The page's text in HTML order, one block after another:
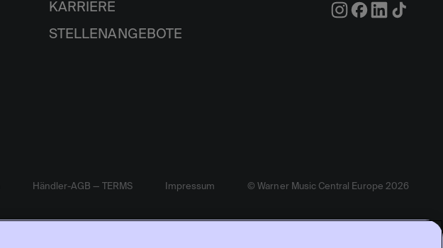
KARRIERE
STELLENANGEBOTE
Händler-AGB — TERMS Impressum © Warner Music Central Europe 2026